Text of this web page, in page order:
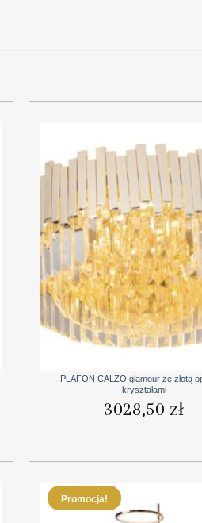
PLAFON CALZO glamour ze złotą
kryształami
3028,50 zł
Promocja!